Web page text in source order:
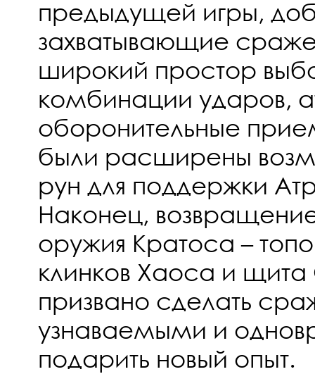
предыдущей игры,
захватывающие
широкий простор
комбинации ударов,
оборонительные
были расширены
рун для поддержки
Наконец,
оружия Кратоса –
клинков Хаоса и
призвано сделать
узнаваемыми и
подарить новый опыт.